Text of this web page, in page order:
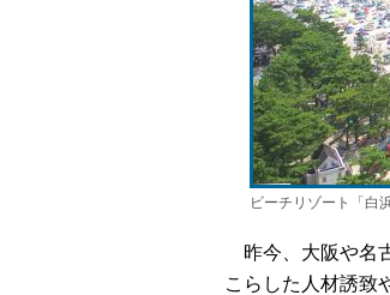
ビーチリゾート「白
昨今、大阪や名
こらした人材誘致